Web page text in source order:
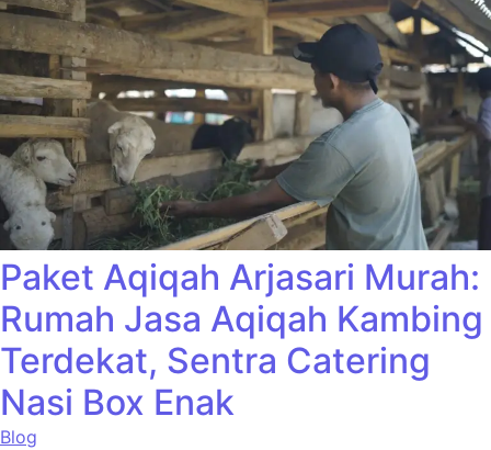
Paket Aqiqah Arjasari Murah:
Rumah Jasa Aqiqah Kambing
Terdekat, Sentra Catering
Nasi Box Enak
Blog